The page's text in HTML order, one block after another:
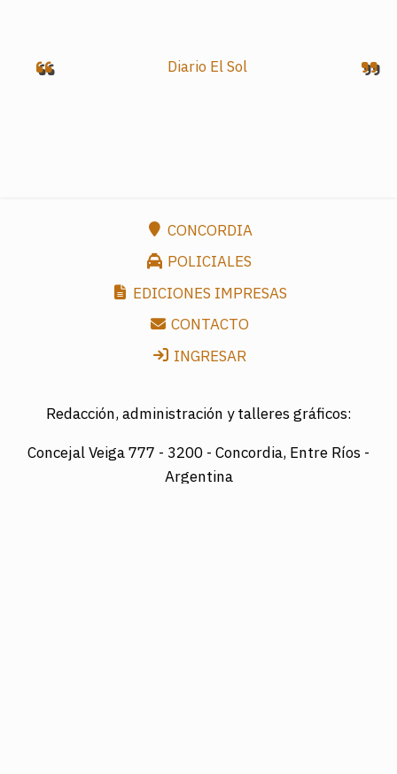
Diario El Sol
CONCORDIA
POLICIALES
EDICIONES IMPRESAS
CONTACTO
INGRESAR
Redacción, administración y talleres gráficos:
Concejal Veiga 777 - 3200 - Concordia, Entre Ríos -
Argentina